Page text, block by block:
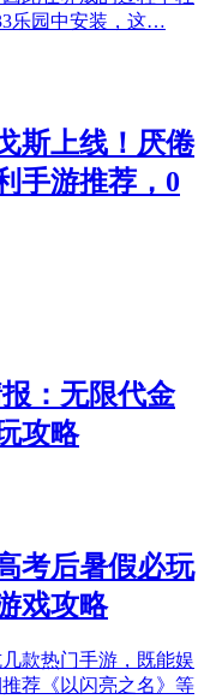
乐园中安装，这…
斯上线！厌倦
手游推荐，0
：无限代金
攻略
考后暑假必玩
戏攻略
款热门手游，既能娱
荐《以闪亮之名》等